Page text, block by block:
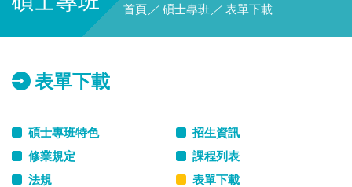
首頁 ／ 碩士專班 ／ 表單下載
表單下載
碩士專班特色
招生資訊
修業規定
課程列表
法規
表單下載